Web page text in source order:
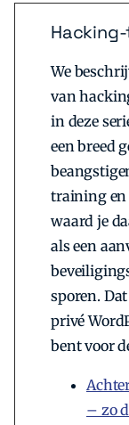
We
van
in deze
een breed
training en
waard je
als een
sporen.
privé
bent voor
– zo